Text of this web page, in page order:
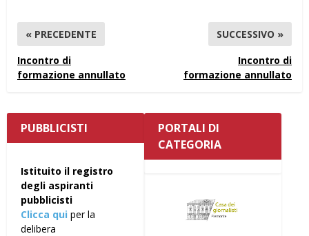
« PRECEDENTE
Incontro di
formazione annullato
SUCCESSIVO »
Incontro di
formazione annullato
PUBBLICISTI
Istituito il registro
degli aspiranti
pubblicisti
Clicca qui per la
delibera
PORTALI DI
CATEGORIA